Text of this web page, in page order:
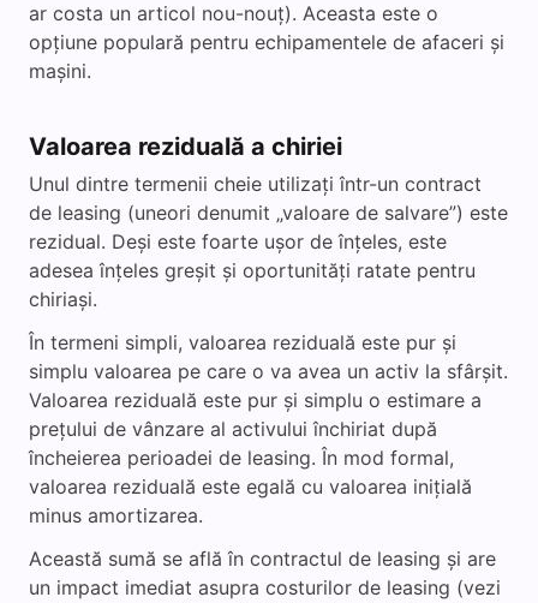
ar costa un articol nou-nouț). Aceasta este o
opțiune populară pentru echipamentele de afaceri și
mașini.
Valoarea reziduală a chiriei
Unul dintre termenii cheie utilizați într-un contract
de leasing (uneori denumit „valoare de salvare”) este
rezidual. Deși este foarte ușor de înțeles, este
adesea înțeles greșit și oportunități ratate pentru
chiriași.
În termeni simpli, valoarea reziduală este pur și
simplu valoarea pe care o va avea un activ la sfârșit.
Valoarea reziduală este pur și simplu o estimare a
prețului de vânzare al activului închiriat după
încheierea perioadei de leasing. În mod formal,
valoarea reziduală este egală cu valoarea inițială
minus amortizarea.
Această sumă se află în contractul de leasing și are
un impact imediat asupra costurilor de leasing (vezi